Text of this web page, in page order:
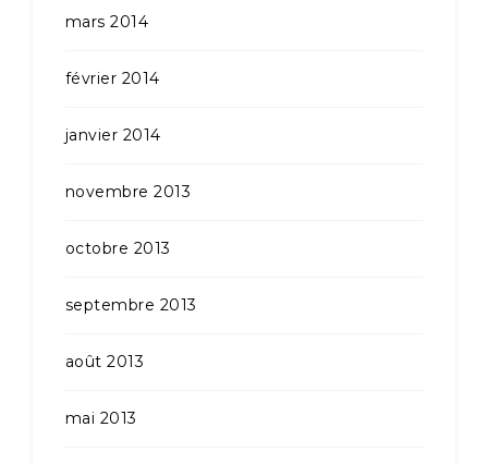
mars 2014
février 2014
janvier 2014
novembre 2013
octobre 2013
septembre 2013
août 2013
mai 2013